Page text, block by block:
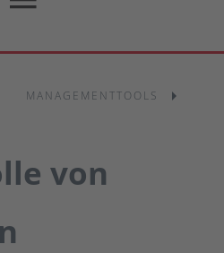
MANAGEMENTTOOLS
von